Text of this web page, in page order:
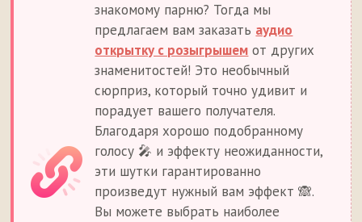
знакомому парню? Тогда мы
предлагаем вам заказать аудио
открытку с розыгрышем от других
знаменитостей! Это необычный
сюрприз, который точно удивит и
порадует вашего получателя.
Благодаря хорошо подобранному
голосу 🎤 и эффекту неожиданности,
эти шутки гарантированно
произведут нужный вам эффект 🙈.
Вы можете выбрать наиболее